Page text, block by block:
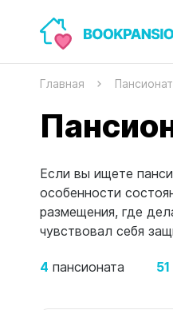
Главная
Если вы ищете
особенности
размещения, где
чувствовал себя
4 пансионата 51